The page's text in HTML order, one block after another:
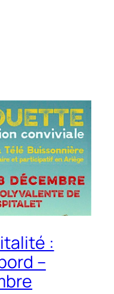
:
–